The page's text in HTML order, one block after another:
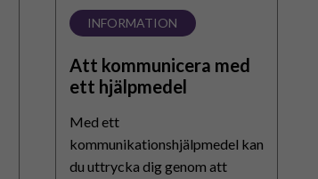
INFORMATION
Att kommunicera med
ett hjälpmedel
Med ett
kommunikationshjälpmedel kan
du uttrycka dig genom att